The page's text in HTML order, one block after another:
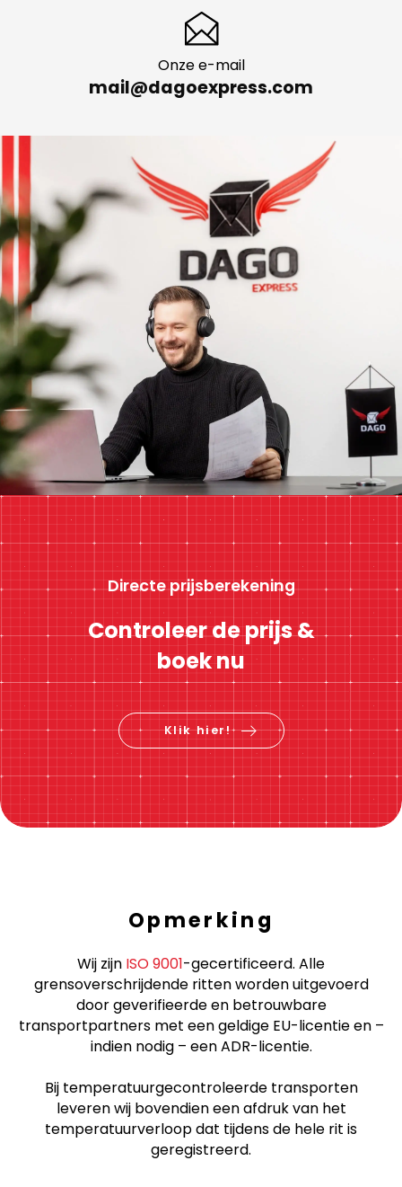
+49 335 277 130 05
mail@dagoexpress.com
Directe prijsberekening
Controleer de prijs &
boek nu
Opmerking
Wij zijnISO 9001-gecertificeerd. Alle
door geverifieerde en betrouwbare
transportpartners met een geldige EU-licentie en –
indien nodig – een ADR-licentie.